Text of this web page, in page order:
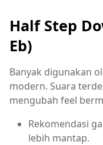
Half Step
Eb)
Banyak digunakan
modern. Suara
mengubah feel
Rekomendasi
lebih mantap.